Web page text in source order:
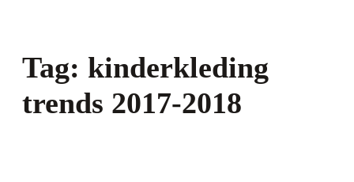
Tag: kinderkleding
trends 2017-2018